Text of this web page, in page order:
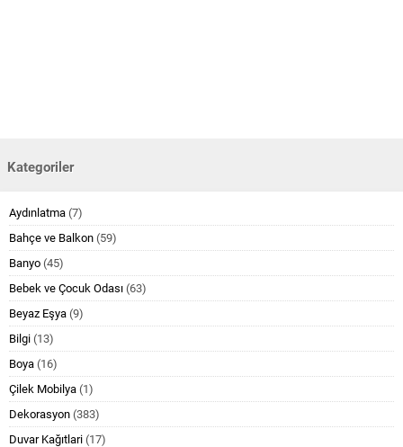
Kategoriler
Aydınlatma (7)
Bahçe ve Balkon (59)
Banyo (45)
Bebek ve Çocuk Odası (63)
Beyaz Eşya (9)
Bilgi (13)
Boya (16)
Çilek Mobilya (1)
Dekorasyon (383)
Duvar Kağıtlari (17)